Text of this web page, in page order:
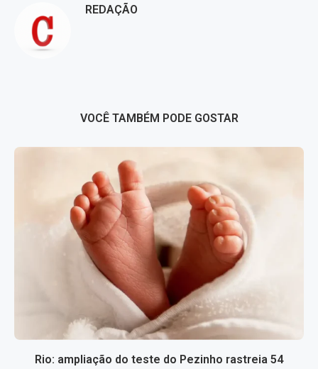
REDAÇÃO
VOCÊ TAMBÉM PODE GOSTAR
Rio: ampliação do teste do Pezinho rastreia 54